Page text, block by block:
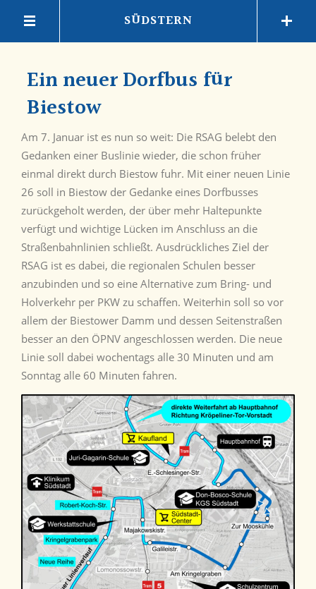
SÜDSTERN
Ein neuer Dorfbus für
Biestow
Am 7. Januar ist es nun so weit: Die RSAG belebt den
Gedanken einer Buslinie wieder, die schon früher
einmal direkt durch Biestow fuhr. Mit einer neuen Linie
26 soll in Biestow der Gedanke eines Dorfbusses
zurückgeholt werden, der über mehr Haltepunkte
verfügt und wichtige Lücken im Anschluss an die
Straßenbahnlinien schließt. Ausdrückliches Ziel der
RSAG ist es dabei, die regionalen Schulen besser
anzubinden und so eine Alternative zum Bring- und
Holverkehr per PKW zu schaffen. Weiterhin soll so vor
allem der Biestower Damm und dessen Seitenstraßen
besser an den ÖPNV angeschlossen werden. Die neue
Linie soll dabei wochentags alle 30 Minuten und am
Sonntag alle 60 Minuten fahren.